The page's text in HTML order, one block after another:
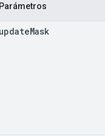
Parámetros
updateMask